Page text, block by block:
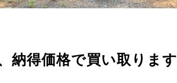
納得価格で買い取ります